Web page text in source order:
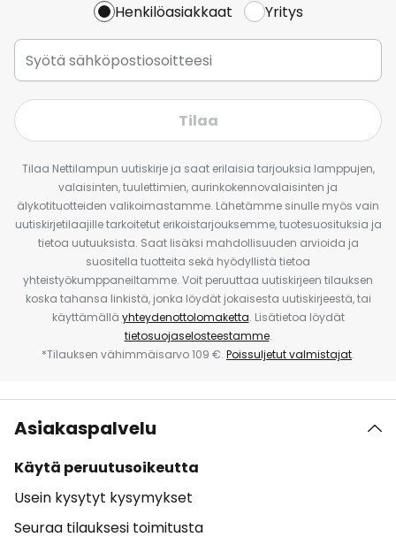
Henkilöasiakkaat Yritys
Tilaa
Tilaa Nettilampun uutiskirje ja saat erilaisia tarjouksia lamppujen,
valaisinten, tuulettimien, aurinkokennovalaisinten ja
älykotituotteiden valikoimastamme. Lähetämme sinulle myös vain
uutiskirjetilaajille tarkoitetut erikoistarjouksemme, tuotesuosituksia ja
tietoa uutuuksista. Saat lisäksi mahdollisuuden arvioida ja
suositella tuotteita sekä hyödyllistä tietoa
yhteistyökumppaneiltamme. Voit peruuttaa uutiskirjeen tilauksen
koska tahansa linkistä, jonka löydät jokaisesta uutiskirjeestä, tai
käyttämällä yhteydenottolomaketta. Lisätietoa löydät
tietosuojaselosteestamme.
*Tilauksen vähimmäisarvo 109 €. Poissuljetut valmistajat.
Asiakaspalvelu
Käytä peruutusoikeutta
Usein kysytyt kysymykset
Seuraa tilauksesi toimitusta